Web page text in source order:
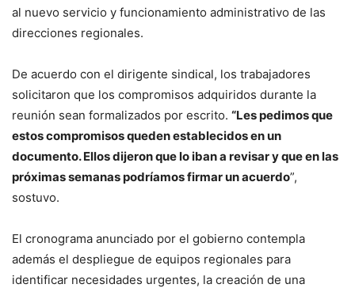
al nuevo servicio y funcionamiento administrativo de las
direcciones regionales.
De acuerdo con el dirigente sindical, los trabajadores
solicitaron que los compromisos adquiridos durante la
reunión sean formalizados por escrito. “Les pedimos que
estos compromisos queden establecidos en un
documento. Ellos dijeron que lo iban a revisar y que en las
próximas semanas podríamos firmar un acuerdo”,
sostuvo.
El cronograma anunciado por el gobierno contempla
además el despliegue de equipos regionales para
identificar necesidades urgentes, la creación de una